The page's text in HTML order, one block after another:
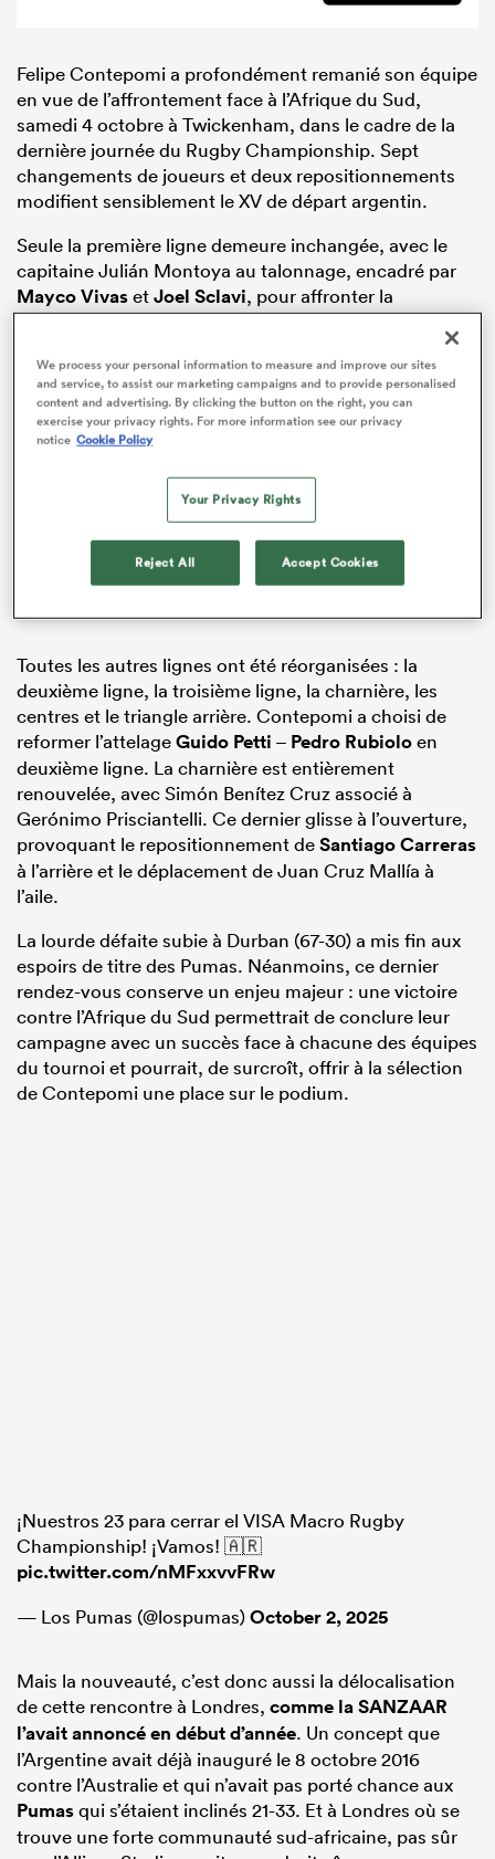
Felipe Contepomi a profondément remanié son équipe
en vue de l’affrontement face à l’Afrique du Sud,
samedi 4 octobre à Twickenham, dans le cadre de la
dernière journée du Rugby Championship. Sept
changements de joueurs et deux repositionnements
modifient sensiblement le XV de départ argentin.
Seule la première ligne demeure inchangée, avec le
capitaine Julián Montoya au talonnage, encadré par
Mayco VivasetJoel Sclavi, pour affronter la
Rencontre Rugby Championship
Temps complet
Toutes les stats et les données
Toutes les autres lignes ont été réorganisées : la
deuxième ligne, la troisième ligne, la charnière, les
centres et le triangle arrière. Contepomi a choisi de
reformer l’attelageGuido Petti – Pedro Rubioloen
deuxième ligne. La charnière est entièrement
renouvelée, avec Simón Benítez Cruz associé à
Gerónimo Prisciantelli. Ce dernier glisse à l’ouverture,
provoquant le repositionnement deSantiago Carreras
à l’arrière et le déplacement de Juan Cruz Mallía à
l’aile.
La lourde défaite subie à Durban (67-30) a mis fin aux
espoirs de titre des Pumas. Néanmoins, ce dernier
rendez-vous conserve un enjeu majeur : une victoire
contre l’Afrique du Sud permettrait de conclure leur
campagne avec un succès face à chacune des équipes
du tournoi et pourrait, de surcroît, offrir à la sélection
de Contepomi une place sur le podium.
¡Nuestros 23 para cerrar el VISA Macro Rugby
Championship! ¡Vamos! 🇦🇷
pic.twitter.com/nMFxxvvFRw
— Los Pumas (@lospumas)October 2, 2025
Mais la nouveauté, c’est donc aussi la délocalisation
de cette rencontre à Londres, comme la SANZAAR
l’avait annoncé en début d’année. Un concept que
l’Argentine avait déjà inauguré le 8 octobre 2016
contre l’Australie et qui n’avait pas porté chance aux
Pumasqui s’étaient inclinés 21-33. Et à Londres où se
trouve une forte communauté sud-africaine, pas sûr
We process your personal information to measure and improve our sites
and service, to assist our marketing campaigns and to provide personalised
content and advertising. By clicking the button on the right, you can
exercise your privacy rights. For more information see our privacy
notice Cookie Policy
Your Privacy Rights
Reject All Accept Cookies